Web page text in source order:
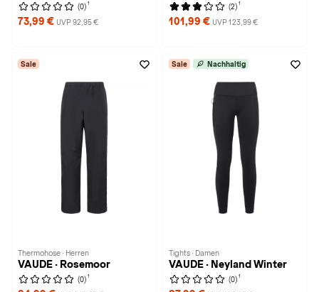
(0) 1
73,99 € UVP 92,95 €
(2) 1
101,99 € UVP 123,99 €
Sale
Thermohose · Herren
VAUDE · Rosemoor
(0) 1
Sale Nachhaltig
Tights · Damen
VAUDE · Neyland Winter
(0) 1